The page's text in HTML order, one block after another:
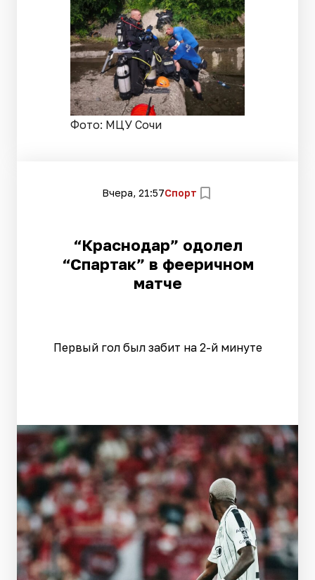
Фото: МЦУ Сочи
Вчера, 21:57Спорт
“Краснодар” одолел
“Спартак” в фееричном
матче
Первый гол был забит на 2-й минуте